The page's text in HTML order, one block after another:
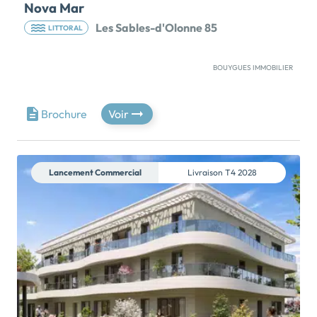
Nova Mar
LITTORAL Les Sables-d'Olonne 85
BOUYGUES IMMOBILIER
cette résidence du 1er au 31 août 2026.Travaux en
cours - Offrez-vous le privilège de devenir
propriétaire d’un appartement d’exception en plein
cœur des Sables d’Olonne. Découvrez Nova Mar, une
résidence intimiste composée de seulement 8
appartements de 3 et 4 pièces, allant jusqu'à 108 m².
Ces logements bénéficient de belles prestations :
espaces extérieurs privatifs, belles expositions, place
de parking, placards aménagés, pompe à chaleur
réversible. Profitez d'un emplacement exceptionnel,
avec un accès à pied aux remblais (Grande Plage), au
marché Arago et à tous les commerces […] Voir le
programme immobilier neuf >>
Brochure Voir
Lancement Commercial Livraison T4 2028